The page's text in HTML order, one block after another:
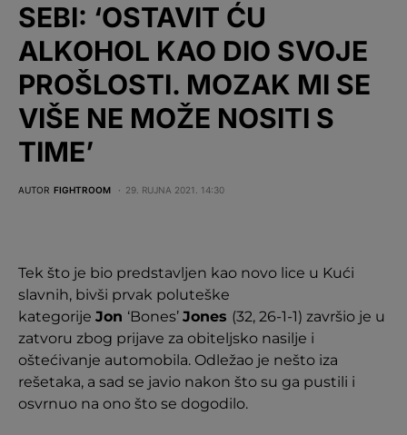
SEBI: ‘OSTAVIT ĆU
ALKOHOL KAO DIO SVOJE
PROŠLOSTI. MOZAK MI SE
VIŠE NE MOŽE NOSITI S
TIME’
AUTOR FIGHTROOM 29. RUJNA 2021. 14:30
Tek što je bio predstavljen kao novo lice u Kući
slavnih, bivši prvak poluteške
kategorije Jon ‘Bones’ Jones (32, 26-1-1) završio je u
zatvoru zbog prijave za obiteljsko nasilje i
oštećivanje automobila. Odležao je nešto iza
rešetaka, a sad se javio nakon što su ga pustili i
osvrnuo na ono što se dogodilo.